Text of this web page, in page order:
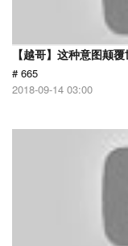
【越哥】这种意图颠
# 665
2018-09-14 03:00